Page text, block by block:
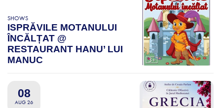
SHOWS
ISPRĂVILE MOTANULUI
ÎNCĂLȚAT @
RESTAURANT HANU’ LUI
MANUC
08
AUG 26